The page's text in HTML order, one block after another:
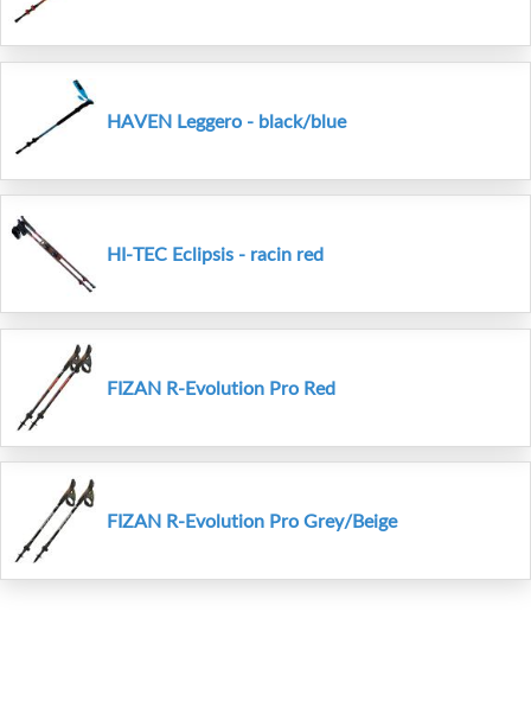
HAVEN Leggero - black/blue
HI-TEC Eclipsis - racin red
FIZAN R-Evolution Pro Red
FIZAN R-Evolution Pro Grey/Beige